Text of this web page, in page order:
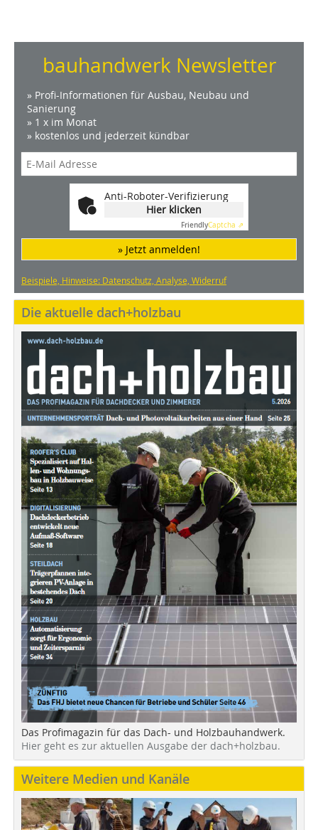
bauhandwerk Newsletter
» Profi-Informationen für Ausbau, Neubau und
Sanierung
» 1 x im Monat
» kostenlos und jederzeit kündbar
Anti-Roboter-Verifizierung
Hier klicken
FriendlyCaptcha ⇗
» Jetzt anmelden!
Beispiele, Hinweise: Datenschutz, Analyse, Widerruf
Die aktuelle dach+holzbau
Das Profimagazin für das Dach- und Holzbauhandwerk.
Hier geht es zur aktuellen Ausgabe der dach+holzbau.
Weitere Medien und Kanäle